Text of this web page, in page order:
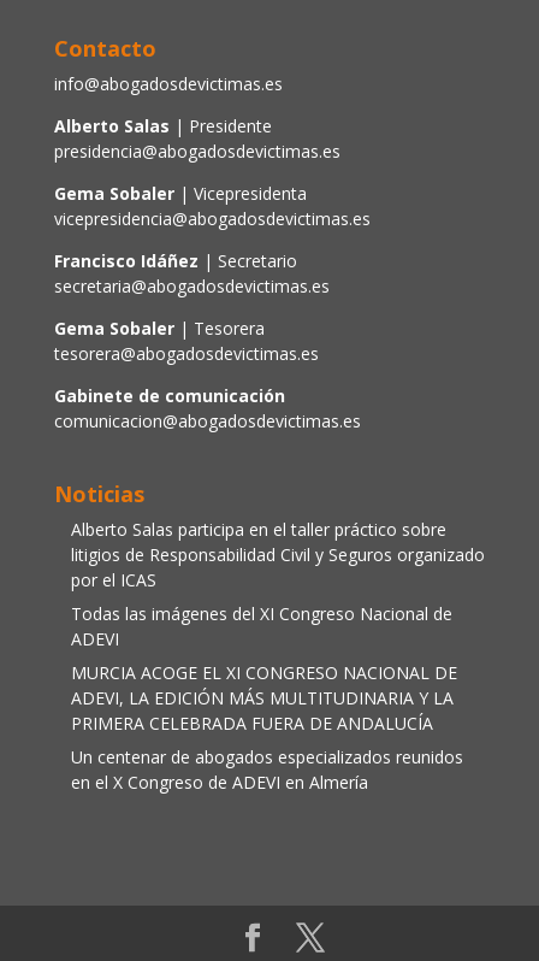
Contacto
info@abogadosdevictimas.es
Alberto Salas | Presidente
presidencia@abogadosdevictimas.es
Gema Sobaler | Vicepresidenta
vicepresidencia@abogadosdevictimas.es
Francisco Idáñez | Secretario
secretaria@abogadosdevictimas.es
Gema Sobaler| Tesorera
tesorera@abogadosdevictimas.es
Gabinete de comunicación
comunicacion@abogadosdevictimas.es
Noticias
Alberto Salas participa en el taller práctico sobre
litigios de Responsabilidad Civil y Seguros organizado
por el ICAS
Todas las imágenes del XI Congreso Nacional de
ADEVI
MURCIA ACOGE EL XI CONGRESO NACIONAL DE
ADEVI, LA EDICIÓN MÁS MULTITUDINARIA Y LA
PRIMERA CELEBRADA FUERA DE ANDALUCÍA
Un centenar de abogados especializados reunidos
en el X Congreso de ADEVI en Almería